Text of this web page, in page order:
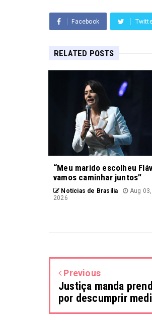
Facebook
RELATED POSTS
“Meu marido escolheu
vamos caminhar juntos”
Notícias de Brasília
Aug 03,
2026
Previous
Justiça manda
por descumprir